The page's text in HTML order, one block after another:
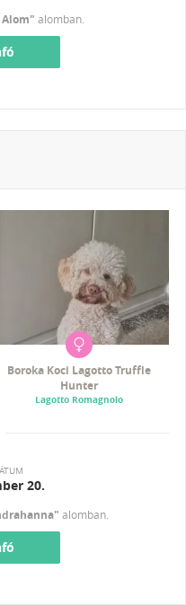
Alom" alomban.
Boroka Koci Lagotto Truffle
Hunter
Lagotto Romagnolo
20.
alomban.